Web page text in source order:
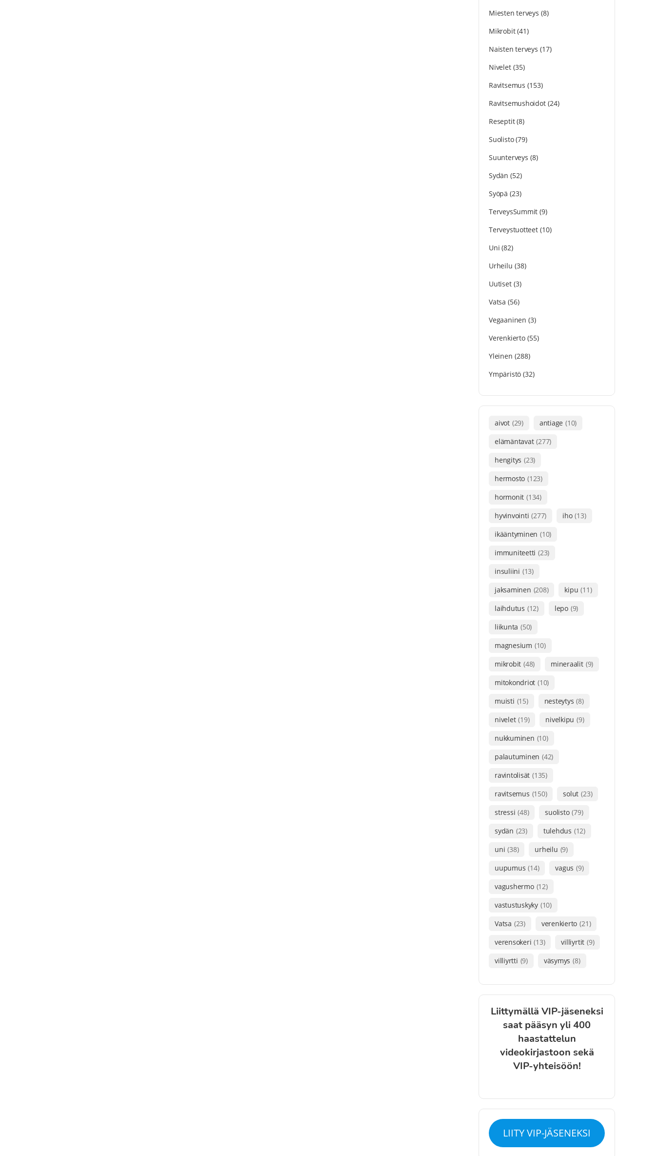
Miesten terveys (8)
Mikrobit(41)
Naisten terveys (17)
Nivelet(35)
Ravitsemus (153)
Ravitsemushoidot(24)
Reseptit(8)
Suolisto(79)
Suunterveys (8)
Sydän (52)
Syöpä (23)
TerveysSummit (9)
Terveystuotteet(10)
Uni (82)
Urheilu (38)
Uutiset(3)
Vatsa (56)
Vegaaninen (3)
Verenkierto(55)
Yleinen (288)
Ympäristö (32)
aivot (29) antiage (10)
elämäntavat (277)
hengitys (23)
hermosto (123)
hormonit (134)
hyvinvointi (277) iho (13)
ikääntyminen (10)
immuniteetti (23)
insuliini (13)
jaksaminen (208) kipu (11)
laihdutus (12) lepo (9)
liikunta (50)
magnesium (10)
mikrobit (48) mineraalit (9)
mitokondriot (10)
muisti (15) nesteytys (8)
nivelet (19) nivelkipu (9)
nukkuminen (10)
palautuminen (42)
ravintolisät (135)
ravitsemus (150) solut (23)
stressi (48) suolisto (79)
sydän (23) tulehdus (12)
uni (38) urheilu (9)
uupumus (14) vagus (9)
vagushermo (12)
vastustuskyky (10)
Vatsa (23) verenkierto (21)
verensokeri (13) villiyrtit (9)
villiyrtti (9) väsymys (8)
Liittymällä VIP-jäseneksi
saat pääsyn yli 400
haastattelun
videokirjastoon sekä
VIP-yhteisöön!
LIITY VIP-JÄSENEKSI